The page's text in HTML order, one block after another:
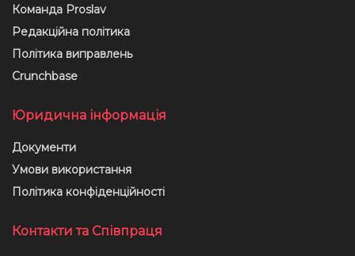
Команда Proslav
Редакційна політика
Політика виправлень
Crunchbase
Юридична інформація
Документи
Умови використання
Політика конфіденційності
Контакти та Співпраця